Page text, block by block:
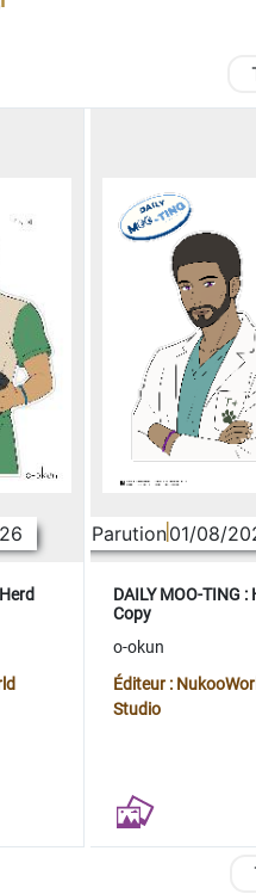
Parution01/08/
DAILY MOO-TING :
Copy
o-okun
Éditeur :
Studio